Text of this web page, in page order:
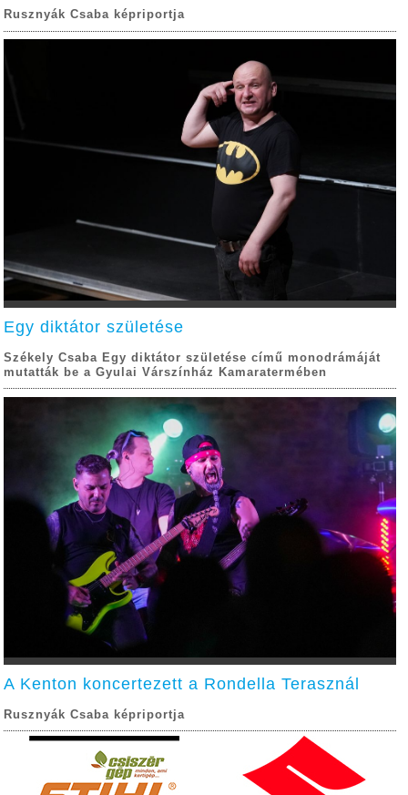
Rusznyák Csaba képriportja
Egy diktátor születése
Székely Csaba Egy diktátor születése című monodrámáját
mutatták be a Gyulai Várszínház Kamaratermében
A Kenton koncertezett a Rondella Terasznál
Rusznyák Csaba képriportja